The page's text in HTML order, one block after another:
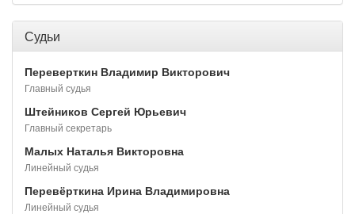
Судьи
Переверткин Владимир Викторович
Главный судья
Штейников Сергей Юрьевич
Главный секретарь
Малых Наталья Викторовна
Линейный судья
Перевёрткина Ирина Владимировна
Линейный судья